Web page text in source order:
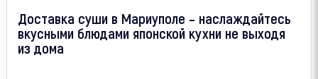
Доставка суши в Мариуполе – наслаждайтесь
вкусными блюдами японской кухни не выходя
из дома